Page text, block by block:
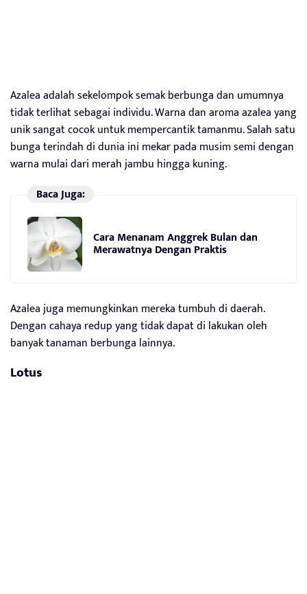
Azalea adalah sekelompok semak berbunga dan umumnya
tidak terlihat sebagai individu. Warna dan aroma azalea yang
unik sangat cocok untuk mempercantik tamanmu. Salah satu
bunga terindah di dunia ini mekar pada musim semi dengan
warna mulai dari merah jambu hingga kuning.
Baca Juga:
Cara Menanam Anggrek Bulan dan
Merawatnya Dengan Praktis
Azalea juga memungkinkan mereka tumbuh di daerah.
Dengan cahaya redup yang tidak dapat di lakukan oleh
banyak tanaman berbunga lainnya.
Lotus